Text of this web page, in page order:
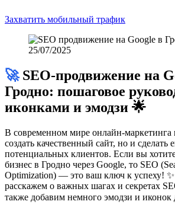
👉Заявка на SEO-продвижение на
первый шаг к увеличению прибыли.
📧 E-mail:info@webslon.by
🌐 Сайт:
❓ Часто задаваемые вопросы
Сколько нужно времени, чтобы
SEO?
Обычно первые результаты видны уже
стабильный рост — через 4–6 месяцев.
Захватить мобильный трафик
🚀 SEO-продвижение на Google в
Гродно: пошаговое
иконками и эмодзи 🌟
В современном мире онлайн-маркетинга
создать качественный сайт, но и
потенциальных клиентов. Если вы
бизнес в Гродно через Google, то SEO
Optimization) — это ваш ключ к успеху!
расскажем о важных шагах и секретах
также добавим немного эмодзи и иконок